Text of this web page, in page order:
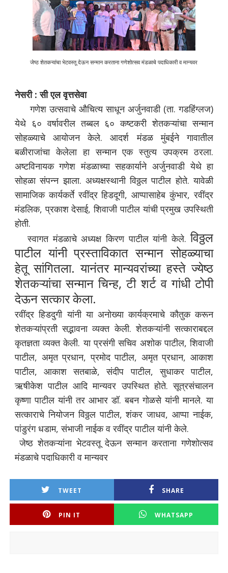
जेष्ठ शेतकऱ्यांचा भेटवस्तू देऊन सन्मान करताना गणेशोत्सव मंडळाचे पदाधिकारी व मान्यवर
नेसरी : सी एल वृत्तसेवा
गणेश उत्सवाचे औचित्य साधून अर्जुनवाडी (ता. गडहिंग्लज)
येथे ६० वर्षावरील तब्बल ६० कष्टकरी शेतकऱ्यांचा सन्मान
सोहळ्याचे आयोजन केले. आदर्श मंडळ मुंबईने गावातील
बळीराजांचा केलेला हा सन्मान एक स्तुत्य उपक्रम ठरला.
अष्टविनायक गणेश मंडळाच्या सहकार्याने अर्जुनवाडी येथे हा
सोहळा संपन्न झाला. अध्यक्षस्थानी विठ्ठल पाटील होते. यावेळी
सामाजिक कार्यकर्ते रवींद्र हिडदूगी, आप्पासाहेब कुंभार, रवींद्र
मंडलिक, प्रकाश देसाई, शिवाजी पाटील यांची प्रमुख उपस्थिती
होती.
स्वागत मंडळाचे अध्यक्ष किरण पाटील यांनी केले.विठ्ठल
पाटील यांनी प्रस्ताविकात सन्मान सोहळ्याचा
हेतू सांगितला. यानंतर मान्यवरांच्या हस्ते ज्येष्ठ
शेतकऱ्यांचा सन्मान चिन्ह, टी शर्ट व गांधी टोपी
देऊन सत्कार केला.
रवींद्र हिडदुगी यांनी या अनोख्या कार्यक्रमाचे कौतुक करून
शेतकऱ्यांप्रती सद्भावना व्यक्त केली. शेतकऱ्यांनी सत्काराबद्दल
कृतज्ञता व्यक्त केली. या प्रसंगी सचिव अशोक पाटील, शिवाजी
पाटील, अमृत प्रधान, प्रमोद पाटील, अमृत प्रधान, आकाश
पाटील, आकाश सतबाळे, संदीप पाटील, सुधाकर पाटील,
ऋषीकेश पाटील आदि मान्यवर उपस्थित होते. सूत्रसंचालन
कृष्णा पाटील यांनी तर आभार डॉ. बबन गोळसे यांनी मानले. या
सत्काराचे नियोजन विठ्ठल पाटील, शंकर जाधव, आप्पा नाईक,
पांडुरंग धडाम, संभाजी नाईक व रवींद्र पाटील यांनी केले.
जेष्ठ शेतकऱ्यांना भेटवस्तू देऊन सन्मान करताना गणेशोत्सव
मंडळाचे पदाधिकारी व मान्यवर
TWEET SHARE
PIN IT WHATSAPP